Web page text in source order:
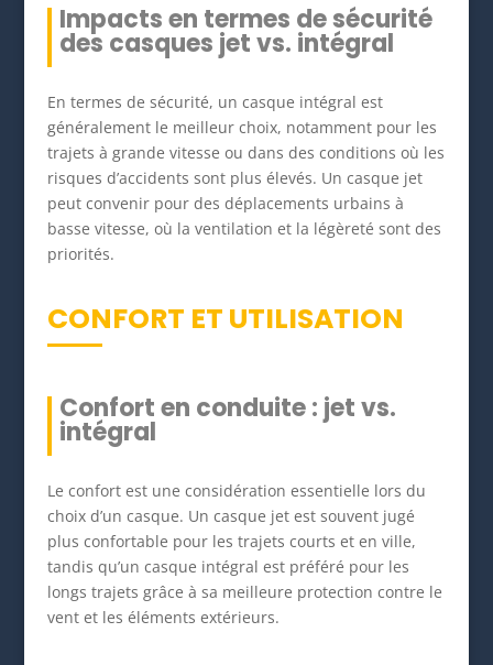
Impacts en termes de sécurité
des casques jet vs. intégral
En termes de sécurité, un casque intégral est
généralement le meilleur choix, notamment pour les
trajets à grande vitesse ou dans des conditions où les
risques d’accidents sont plus élevés. Un casque jet
peut convenir pour des déplacements urbains à
basse vitesse, où la ventilation et la légèreté sont des
priorités.
CONFORT ET UTILISATION
Confort en conduite : jet vs.
intégral
Le confort est une considération essentielle lors du
choix d’un casque. Un casque jet est souvent jugé
plus confortable pour les trajets courts et en ville,
tandis qu’un casque intégral est préféré pour les
longs trajets grâce à sa meilleure protection contre le
vent et les éléments extérieurs.